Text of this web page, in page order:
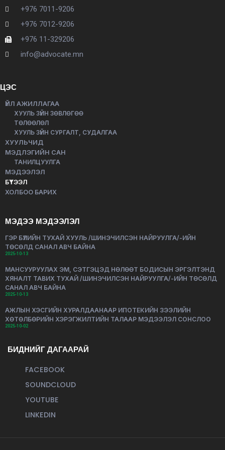
+976 7011-9206
+976 7012-9206
+976 11-329206
info@advocate.mn
ЦЭС
ҮЙЛ АЖИЛЛАГАА
ХУУЛЬ ЗҮЙН ЗӨВЛӨГӨӨ
ТӨЛӨӨЛӨЛ
ХУУЛЬ ЗҮЙН СУРГАЛТ, СУДАЛГАА
ХУУЛЬЧИД
МЭДЛЭГИЙН САН
ТАНИЛЦУУЛГА
МЭДЭЭЛЭЛ
БҮТЭЭЛ
ХОЛБОО БАРИХ
МЭДЭЭ МЭДЭЭЛЭЛ
ГЭР БҮЛИЙН ТУХАЙ ХУУЛЬ /ШИНЭЧИЛСЭН НАЙРУУЛГА/-ИЙН
ТӨСӨЛД САНАЛ АВЧ БАЙНА
2025-10-13
МАНСУУРУУЛАХ ЭМ, СЭТГЭЦЭД НӨЛӨӨТ БОДИСЫН ЭРГЭЛТЭНД
ХЯНАЛТ ТАВИХ ТУХАЙ /ШИНЭЧИЛСЭН НАЙРУУЛГА/-ИЙН ТӨСӨЛД
САНАЛ АВЧ БАЙНА
2025-10-13
АЖЛЫН ХЭСГИЙН ХУРАЛДААНААР ИПОТЕКИЙН ЗЭЭЛИЙН
ХӨТӨЛБӨРИЙН ХЭРЭГЖИЛТИЙН ТАЛААР МЭДЭЭЛЭЛ СОНСЛОО
2025-10-02
БИДНИЙГ ДАГААРАЙ
FACEBOOK
SOUNDCLOUD
YOUTUBE
LINKEDIN